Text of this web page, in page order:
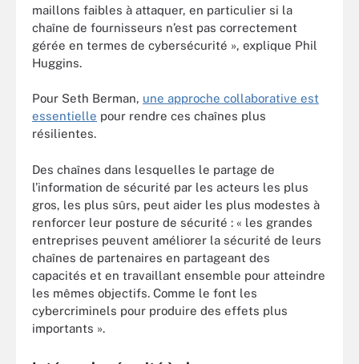
maillons faibles à attaquer, en particulier si la
chaîne de fournisseurs n’est pas correctement
gérée en termes de cybersécurité », explique Phil
Huggins.
Pour Seth Berman, une approche collaborative est
essentielle pour rendre ces chaînes plus
résilientes.
Des chaînes dans lesquelles le partage de
l’information de sécurité par les acteurs les plus
gros, les plus sûrs, peut aider les plus modestes à
renforcer leur posture de sécurité : « les grandes
entreprises peuvent améliorer la sécurité de leurs
chaînes de partenaires en partageant des
capacités et en travaillant ensemble pour atteindre
les mêmes objectifs. Comme le font les
cybercriminels pour produire des effets plus
importants ».